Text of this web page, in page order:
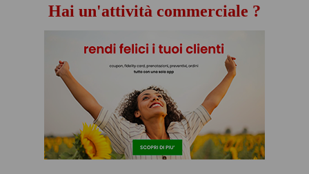
Hai un'attività commerciale ?